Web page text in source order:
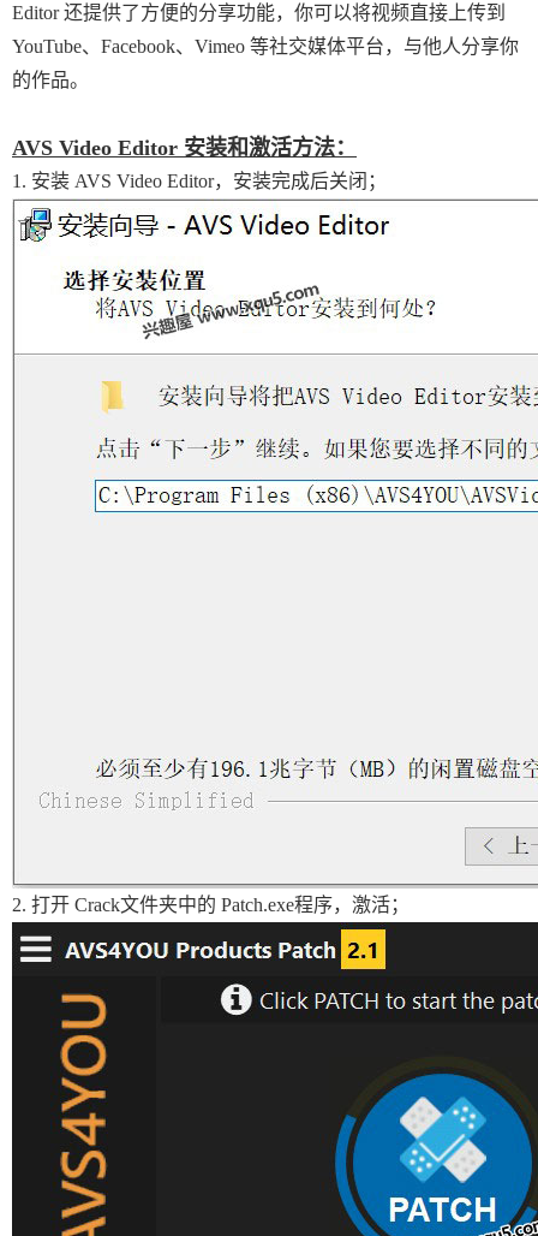
Editor 还提供了方便的分享功能，你可以将视频直接上传到
YouTube、Facebook、Vimeo 等社交媒体平台，与他人分享你
的作品。
AVS Video Editor 安装和激活方法：
1. 安装 AVS Video Editor，安装完成后关闭；
2. 打开 Crack文件夹中的 Patch.exe程序，激活；